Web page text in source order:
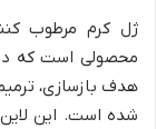
ژل کرم مرطوب
هدف بازسازی،
شده است. این